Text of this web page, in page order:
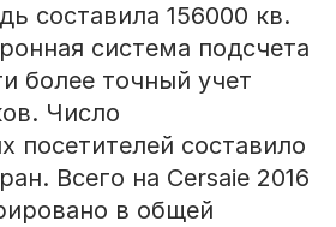
составила 156000 кв.
система подсчета
более точный учет
Число
посетителей составило
Всего на Cersaie 2016
в общей